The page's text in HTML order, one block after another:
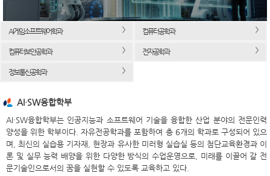
AI게임소프트웨어학과 컴퓨터공학과
컴퓨터보안공학과 전자공학과
정보통신공학과
AI·SW융합학부
AI·SW융합학부는 인공지능과 소프트웨어 기술을 융합한 산업 분야의 전문인력
양성을 위한 학부이다. 자유전공학과를 포함하여 총 6개의 학과로 구성되어 있으
며, 최신의 실습용 기자재, 현장과 유사한 미러형 실습실 등의 첨단교육환경과 이
론 및 실무 능력 배양을 위한 다양한 방식의 수업운영으로, 미래를 이끌어 갈 전
문기술인으로서의 꿈을 실현할 수 있도록 교육하고 있다.